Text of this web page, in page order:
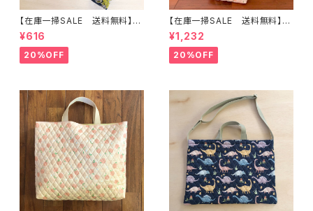
【在庫一掃SALE 送料無料】も
こもこ水筒肩ひもカバー【はたら
く】 ★KS.10111314151617181
9 車 男の子 飛行機 くる
ま ｜通園通学用のかわいい巾
¥616
20%OFF
【在庫一掃SALE 送料無料】再
販/上靴入れ☆27×22マチ6cm
☆【ピーチ柄】 ★US.49 上履き
袋 上靴袋 桃 キルティング 裏
地付き ｜通園通学用のかわい
¥1,232
20%OFF